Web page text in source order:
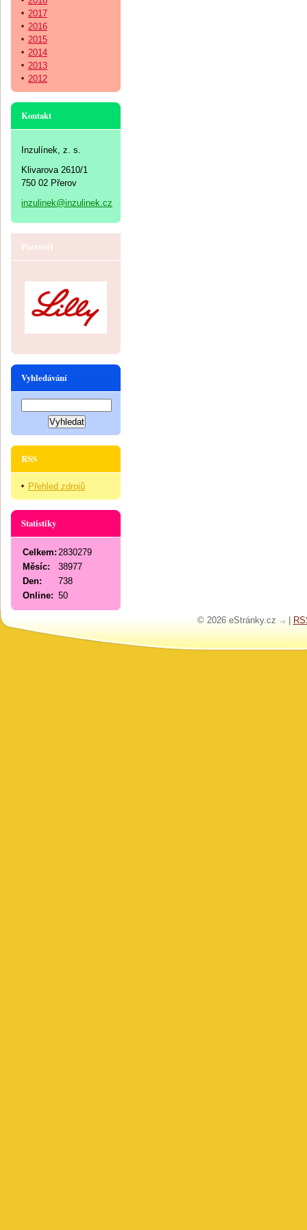
2017
2016
2015
2014
2013
2012
Kontakt
Inzulínek, z. s.
Klivarova 2610/1
750 02 Přerov
inzulinek@inzulinek.cz
Partneři
Vyhledávání
RSS
Přehled zdrojů
Statistiky
Online: 50
Celkem: 2830279
Měsíc:
38977
Den:
738
© 2026 eStránky.cz